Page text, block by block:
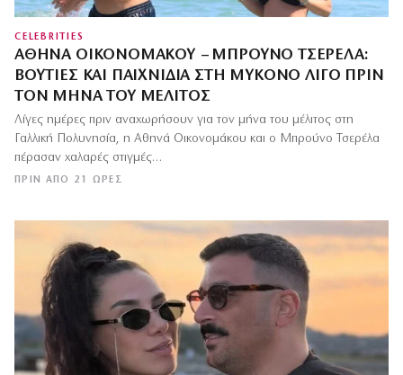
CELEBRITIES
ΑΘΗΝΆ ΟΙΚΟΝΟΜΆΚΟΥ – ΜΠΡΟΎΝΟ ΤΣΕΡΈΛΑ:
ΒΟΥΤΙΈΣ ΚΑΙ ΠΑΙΧΝΊΔΙΑ ΣΤΗ ΜΎΚΟΝΟ ΛΊΓΟ ΠΡΙΝ
ΤΟΝ ΜΉΝΑ ΤΟΥ ΜΈΛΙΤΟΣ
ΠΡΙΝ ΑΠΌ 21 ΏΡΕΣ
Λίγες ημέρες πριν αναχωρήσουν για τον μήνα του μέλιτος στη
Γαλλική Πολυνησία, η Αθηνά Οικονομάκου και ο Μπρούνο Τσερέλα
πέρασαν χαλαρές στιγμές…